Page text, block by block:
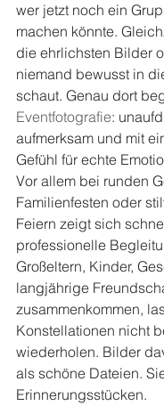
wer jetzt noch ein
machen könnte.
die ehrlichsten Bilder
niemand bewusst in
schaut. Genau dort
Eventfotografie:
aufmerksam und mit
Gefühl für echte
Vor allem bei runden
Familienfesten oder
Feiern zeigt sich
professionelle
Großeltern, Kinder,
langjährige
zusammenkommen,
Konstellationen nicht
wiederholen. Bilder
als schöne Dateien.
Erinnerungsstücken.